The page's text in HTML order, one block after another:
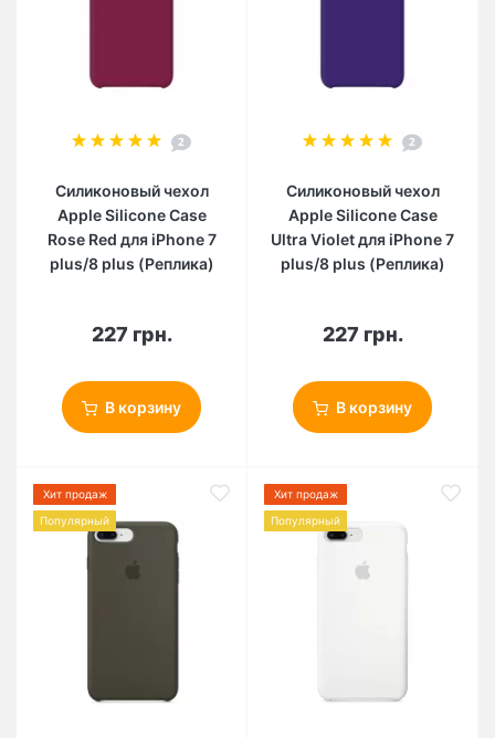
2
Силиконовый чехол
Apple Silicone Case
Rose Red для iPhone 7
plus/8 plus (Реплика)
227 грн.
В корзину
2
Силиконовый чехол
Apple Silicone Case
Ultra Violet для iPhone 7
plus/8 plus (Реплика)
227 грн.
В корзину
Хит продаж
Популярный
Хит продаж
Популярный